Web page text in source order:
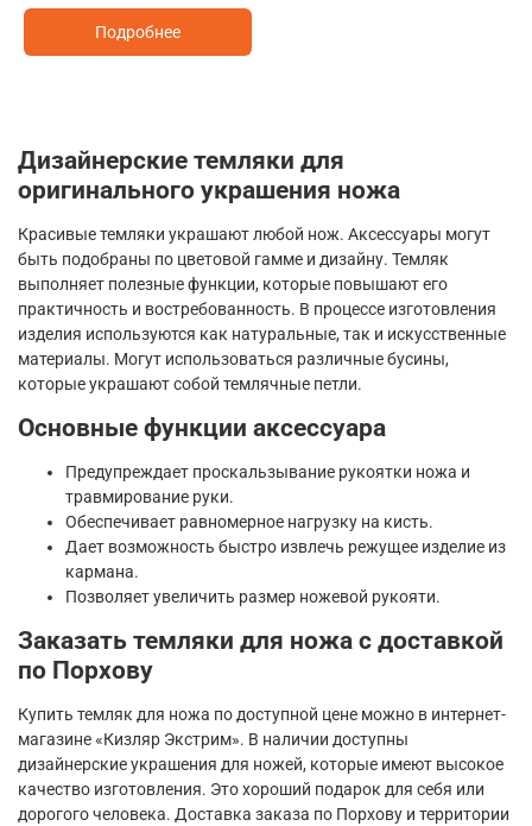
Подробнее
Дизайнерские темляки для
оригинального украшения ножа
Красивые темляки украшают любой нож. Аксессуары могут
быть подобраны по цветовой гамме и дизайну. Темляк
выполняет полезные функции, которые повышают его
практичность и востребованность. В процессе изготовления
изделия используются как натуральные, так и искусственные
материалы. Могут использоваться различные бусины,
которые украшают собой темлячные петли.
Основные функции аксессуара
Предупреждает проскальзывание рукоятки ножа и
травмирование руки.
Обеспечивает равномерное нагрузку на кисть.
Дает возможность быстро извлечь режущее изделие из
кармана.
Позволяет увеличить размер ножевой рукояти.
Заказать темляки для ножа с доставкой
по Порхову
Купить темляк для ножа по доступной цене можно в интернет-
магазине «Кизляр Экстрим». В наличии доступны
дизайнерские украшения для ножей, которые имеют высокое
качество изготовления. Это хороший подарок для себя или
дорогого человека. Доставка заказа по Порхову и территории